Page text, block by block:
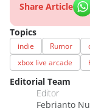
Share Article
Topics
indie Rumor
xbox live arcade
Editorial Team
Editor
Febrianto